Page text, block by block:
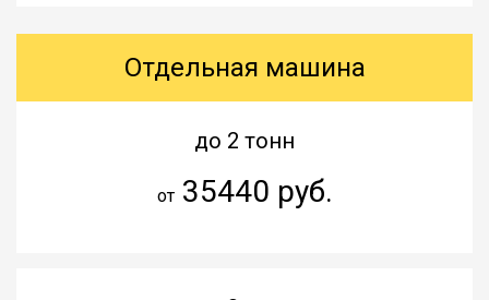
Отдельная машина
до 2 тонн
от35440 руб.